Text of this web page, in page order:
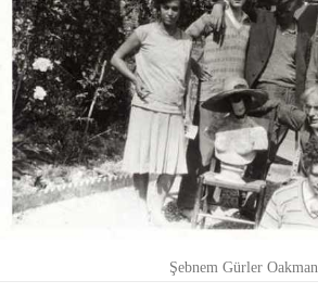
Şebnem Gürler Oakman